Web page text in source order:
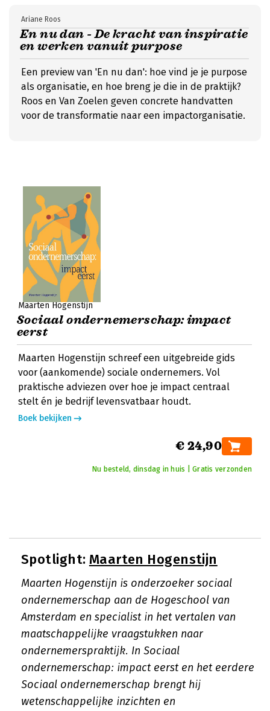
En nu dan - De kracht van inspiratie
en werken vanuit purpose
Ariane Roos
Een preview van 'En nu dan': hoe vind je je purpose
als organisatie, en hoe breng je die in de praktijk?
Roos en Van Zoelen geven concrete handvatten
voor de transformatie naar een impactorganisatie.
Maarten Hogenstijn
Sociaal ondernemerschap: impact
eerst
Maarten Hogenstijn schreef een uitgebreide gids
voor (aankomende) sociale ondernemers. Vol
praktische adviezen over hoe je impact centraal
stelt én je bedrijf levensvatbaar houdt.
Boek bekijken
€ 24,90
Nu besteld, dinsdag in huis | Gratis verzonden
Spotlight: Maarten Hogenstijn
Maarten Hogenstijn is onderzoeker sociaal
ondernemerschap aan de Hogeschool van
Amsterdam en specialist in het vertalen van
maatschappelijke vraagstukken naar
ondernemerspraktijk. In Sociaal
ondernemerschap: impact eersten het eerdere
Sociaal ondernemerschap brengt hij
wetenschappelijke inzichten en